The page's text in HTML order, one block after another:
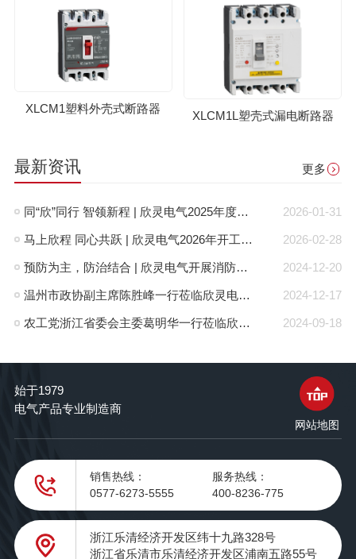
XLCM1塑料外壳式断路器 XLCM1L塑壳式漏电断路器
最新资讯 更多
2026-01-31
同“欣”同行 智领新程 | 欣灵电气2025年度表彰总结大会暨新年酒会成功举办！
2026-02-28
马上欣程 同心共跃 | 欣灵电气2026年开工大吉！
2024-12-20
预防为主，防治结合 | 欣灵电气开展消防应急预案演练活动
2024-12-17
温州市政协副主席陈胜峰一行莅临欣灵电气调研指导
2024-09-18
农工党浙江省委会主委葛明华一行莅临欣灵电气考察调研
始于1979
电气产品专业制造商
网站地图
销售热线：
0577-6273-5555
服务热线：
400-8236-775
浙江乐清经济开发区纬十九路328号
浙江省乐清市乐清经济开发区浦南五路55号